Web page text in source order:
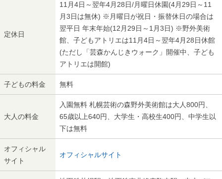
定休日
11月4日～翌年4月28日/月曜日休園(4月29日～11
月3日は無休) ※月曜日が祝日・振替休日の場合は
翌平日 年末年始(12月29日～1月3日) ※野外美術
館、子どもアトリエは11月4日～翌年4月28日休館
(ただし「芸森かんじきウォーク」開催中、子ども
アトリエは開館)
子どもの料金 無料
大人の料金
入園無料 札幌芸術の森野外美術館は大人800円、
65歳以上640円、大学生・高校生400円、中学生以
下は無料
オフィシャル
サイト
オフィシャルサイト